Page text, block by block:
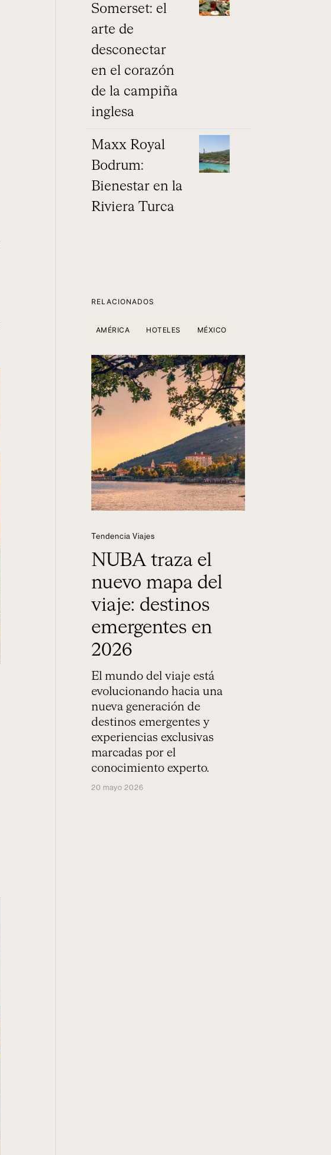
Somerset: el
arte de
desconectar
en el corazón
de la campiña
inglesa
Maxx Royal
Bodrum:
Bienestar en la
Riviera Turca
RELACIONADOS
AMÉRICA HOTELES MÉXICO
Tendencia Viajes
NUBA traza el
nuevo mapa del
viaje: destinos
emergentes en
2026
El mundo del viaje está
evolucionando hacia una
nueva generación de
destinos emergentes y
experiencias exclusivas
marcadas por el
conocimiento experto.
20 mayo 2026